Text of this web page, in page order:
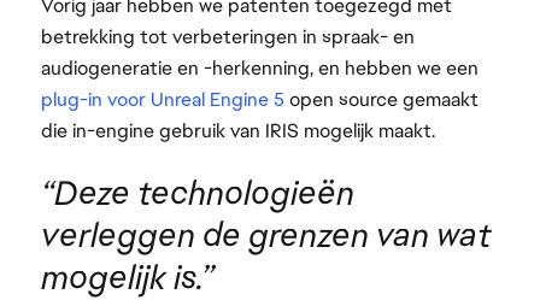
betrekking tot verbeteringen in spraak- en
audiogeneratie en -herkenning, en hebben we een
plug-in voor Unreal Engine 5 open source gemaakt
die in-engine gebruik van IRIS mogelijk maakt.
“Deze technologieën
verleggen de grenzen van wat
mogelijk is.”